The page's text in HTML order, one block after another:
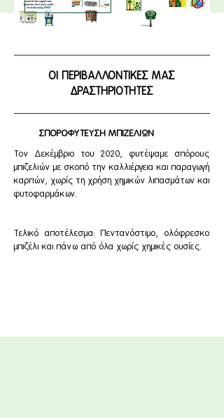
ΟΙ ΠΕΡΙΒΑΛΛΟΝΤΙΚΕΣ ΜΑΣ
ΔΡΑΣΤΗΡΙΟΤΗΤΕΣ
ΣΠΟΡΟΦΥΤΕΥΣΗ ΜΠΙΖΕΛΙΩΝ
Τον Δεκέμβριο του 2020, φυτέψαμε σπόρους
μπιζελιών με σκοπό την καλλιέργεια και παραγωγή
καρπών, χωρίς τη χρήση χημικών λιπασμάτων και
φυτοφαρμάκων.
Τελικό αποτέλεσμα: Πεντανόστιμο, ολόφρεσκο
μπιζέλι και πάνω από όλα χωρίς χημικές ουσίες.